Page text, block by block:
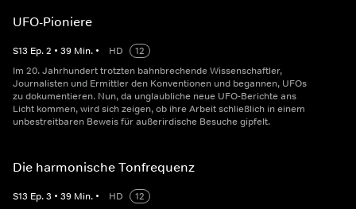
UFO-Pioniere
S13 Ep.2 • 39 Min. • HD
12
Im 20. Jahrhundert trotzten bahnbrechende Wissenschaftler,
Journalisten und Ermittler den Konventionen und begannen, UFOs
zu dokumentieren. Nun, da unglaubliche neue UFO-Berichte ans
Licht kommen, wird sich zeigen, ob ihre Arbeit schließlich in einem
unbestreitbaren Beweis für außerirdische Besuche gipfelt.
Die harmonische Tonfrequenz
S13 Ep.3 • 39 Min. • HD
12